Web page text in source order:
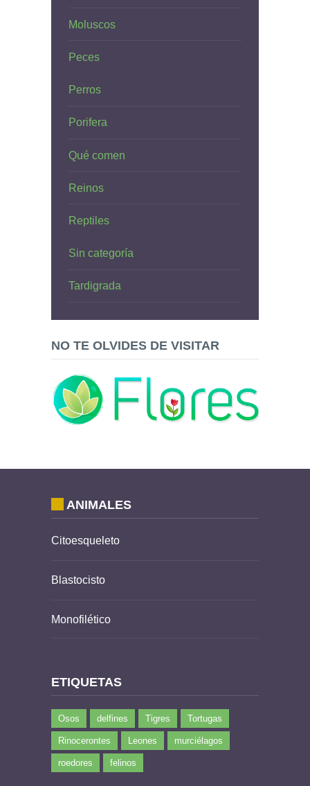
Moluscos
Peces
Perros
Porifera
Qué comen
Reinos
Reptiles
Sin categoría
Tardigrada
NO TE OLVIDES DE VISITAR
ANIMALES
Citoesqueleto
Blastocisto
Monofilético
ETIQUETAS
Osos delfines Tigres Tortugas
Rinocerontes Leones murciélagos
roedores felinos